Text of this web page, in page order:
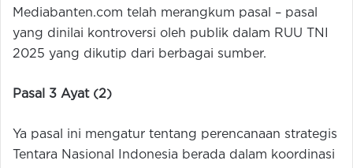
Mediabanten.com telah merangkum pasal – pasal
yang dinilai kontroversi oleh publik dalam RUU TNI
2025 yang dikutip dari berbagai sumber.
Pasal 3 Ayat (2)
Ya pasal ini mengatur tentang perencanaan strategis
Tentara Nasional Indonesia berada dalam koordinasi